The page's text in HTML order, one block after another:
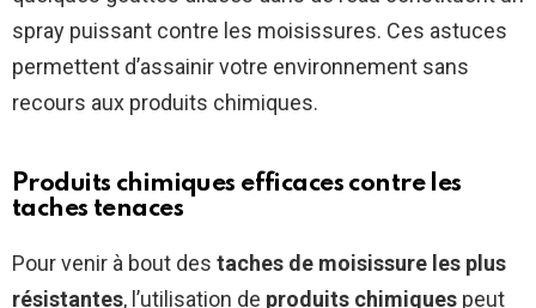
spray puissant contre les moisissures. Ces astuces
permettent d’assainir votre environnement sans
recours aux produits chimiques.
Produits chimiques efficaces contre les
taches tenaces
Pour venir à bout des taches de moisissure les plus
résistantes, l’utilisation de produits chimiques peut